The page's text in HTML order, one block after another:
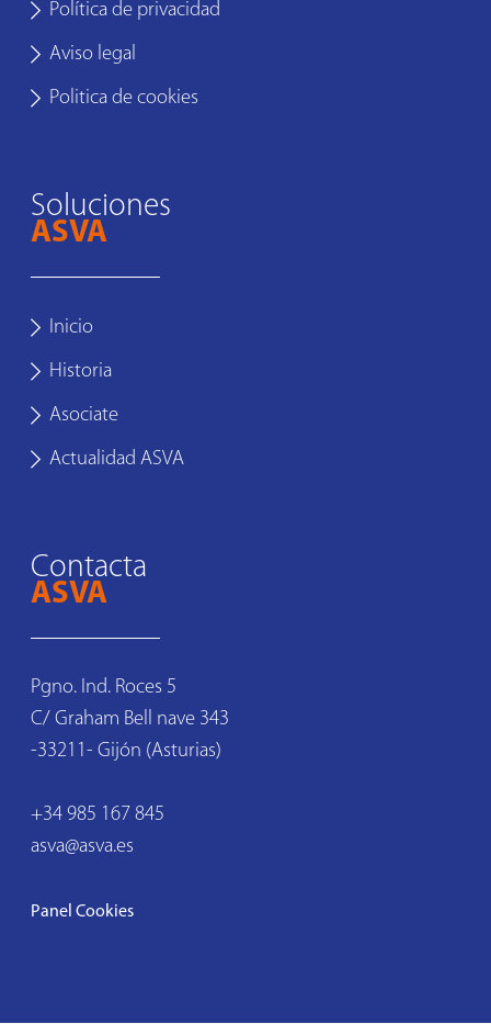
Política de privacidad
Aviso legal
Politica de cookies
Soluciones
ASVA
Inicio
Historia
Asociate
Actualidad ASVA
Contacta
ASVA
Pgno. Ind. Roces 5
C/ Graham Bell nave 343
-33211- Gijón (Asturias)
+34 985 167 845
asva@asva.es
Panel Cookies